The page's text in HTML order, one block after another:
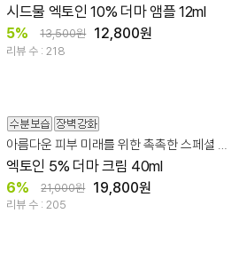
시드물 엑토인 10% 더마 앰플 12ml
5% 13,500원 12,800원
리뷰 수 : 218
엑토인 5% 더마 크림 40ml
6% 21,000원 19,800원
리뷰 수 : 205